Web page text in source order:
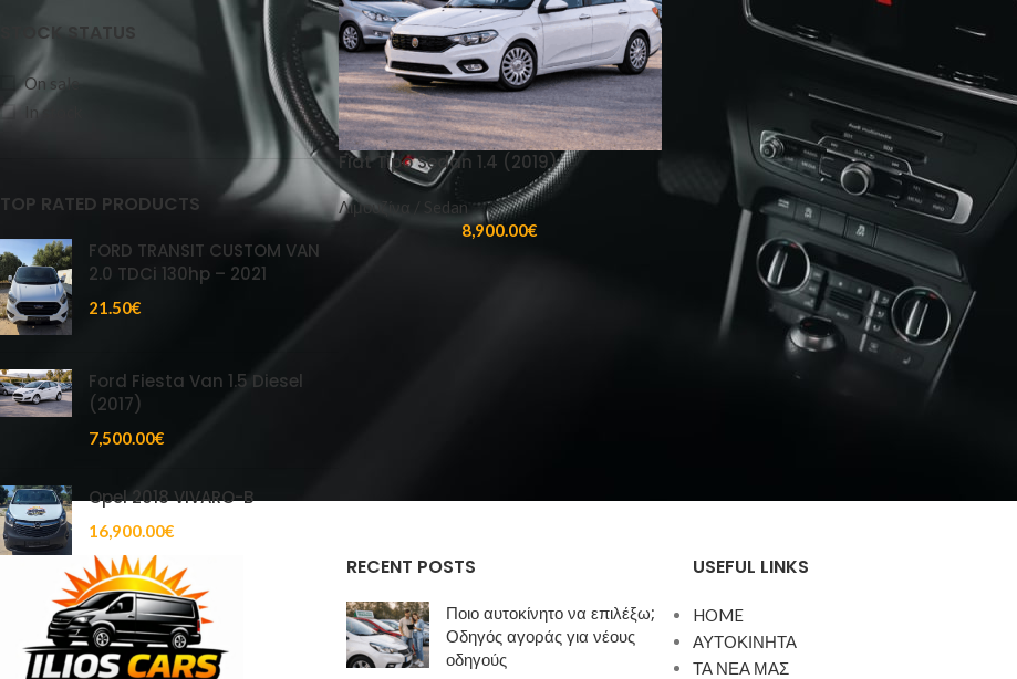
STOCK STATUS
On sale
In stock
TOP RATED PRODUCTS
FORD TRANSIT CUSTOM VAN
2.0 TDCi 130hp – 2021
21.50€
Ford Fiesta Van 1.5 Diesel
(2017)
7,500.00€
Opel 2018 VIVARO-B
16,900.00€
Fiat Tipo Sedan 1.4 (2019)
Λιμουζίνα / Sedan
8,900.00€
RECENT POSTS
Ποιο αυτοκίνητο να επιλέξω;
Οδηγός αγοράς για νέους
οδηγούς
USEFUL LINKS
HOME
ΑΥΤΟΚΙΝΗΤΑ
ΤΑ ΝΕΑ ΜΑΣ